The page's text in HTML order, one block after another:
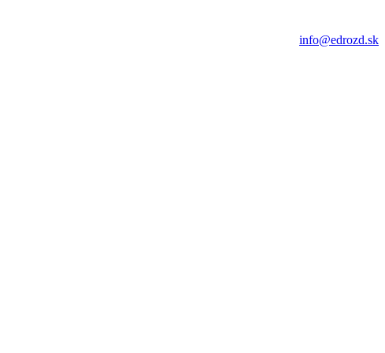
info@edrozd.sk